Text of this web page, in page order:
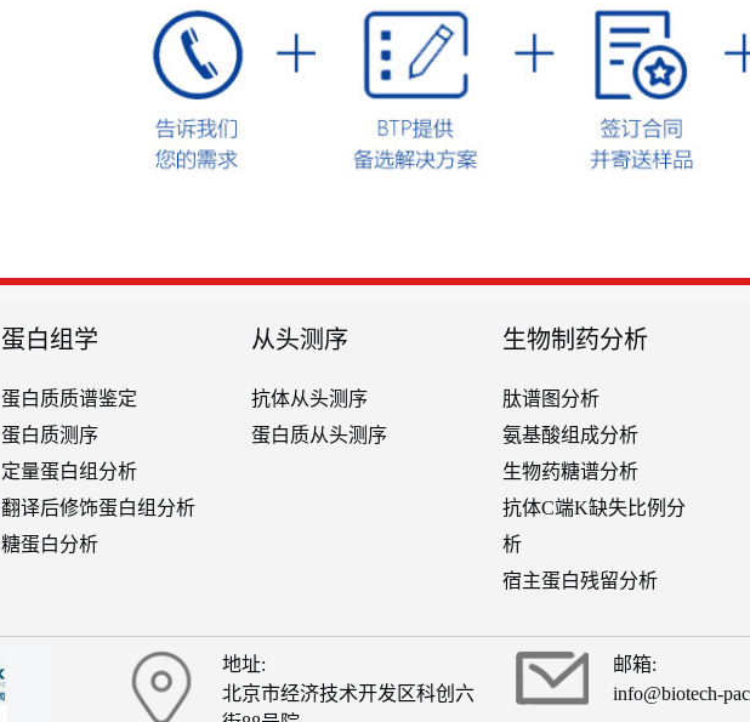
蛋白组学
蛋白质质谱鉴定
蛋白质测序
定量蛋白组分析
翻译后修饰蛋白组分析
糖蛋白分析
从头测序
抗体从头测序
蛋白质从头测序
生物制药分析
肽谱图分析
氨基酸组成分析
生物药糖谱分析
抗体C端K缺失比例分
析
宿主蛋白残留分析
地址:
北京市经济技术开发区科创六
邮箱:
info@biotech-